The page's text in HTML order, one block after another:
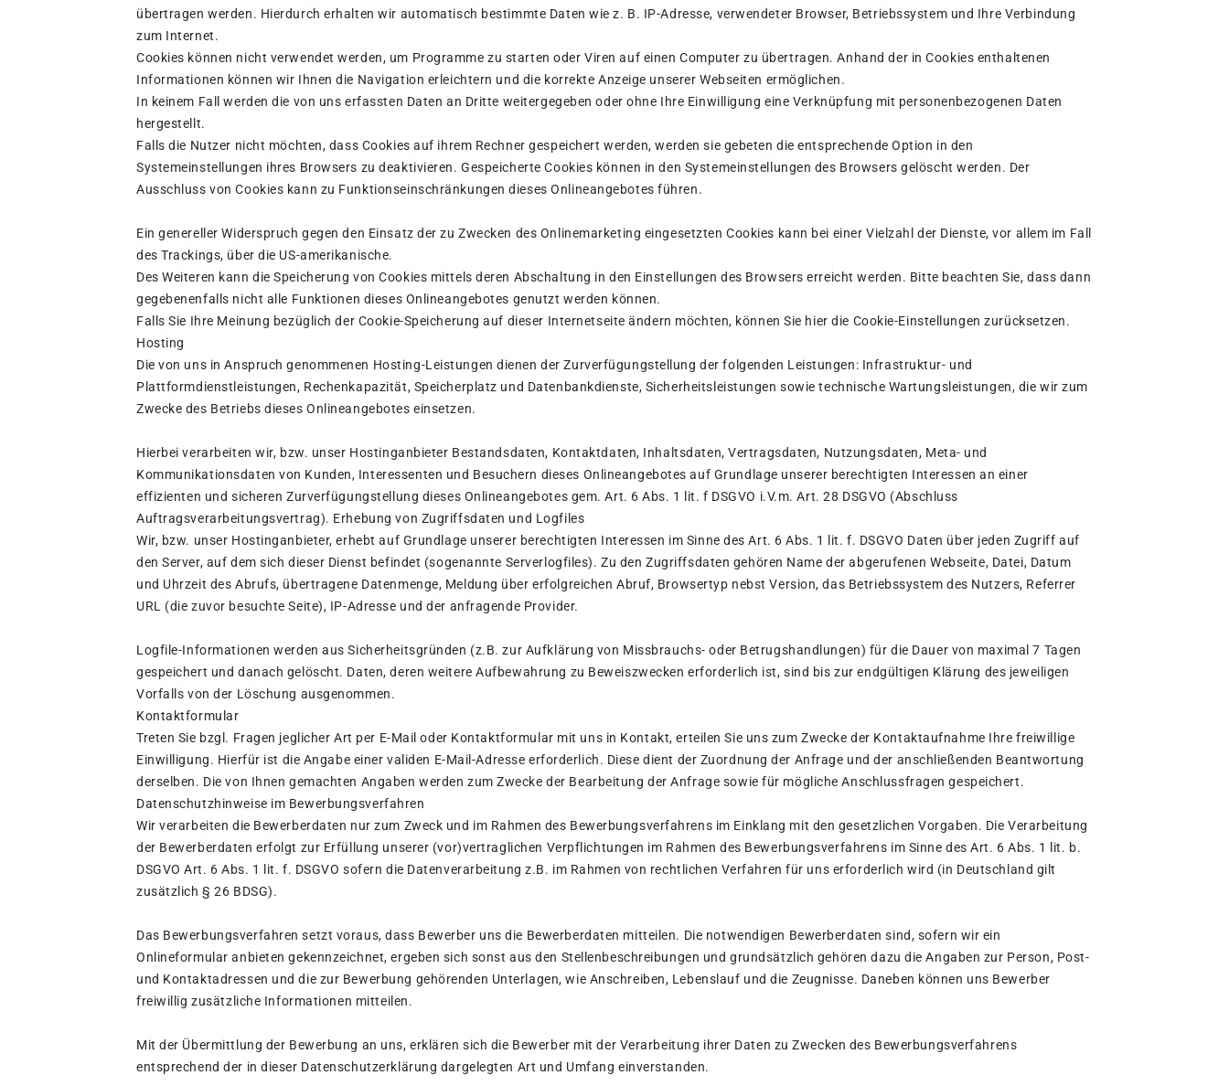
übertragen werden. Hierdurch erhalten wir automatisch bestimmte Daten wie z. B. IP-Adresse, verwendeter Browser, Betriebssystem und Ihre Verbindung
zum Internet.
Cookies können nicht verwendet werden, um Programme zu starten oder Viren auf einen Computer zu übertragen. Anhand der in Cookies enthaltenen
Informationen können wir Ihnen die Navigation erleichtern und die korrekte Anzeige unserer Webseiten ermöglichen.
In keinem Fall werden die von uns erfassten Daten an Dritte weitergegeben oder ohne Ihre Einwilligung eine Verknüpfung mit personenbezogenen Daten
hergestellt.
Falls die Nutzer nicht möchten, dass Cookies auf ihrem Rechner gespeichert werden, werden sie gebeten die entsprechende Option in den
Systemeinstellungen ihres Browsers zu deaktivieren. Gespeicherte Cookies können in den Systemeinstellungen des Browsers gelöscht werden. Der
Ausschluss von Cookies kann zu Funktionseinschränkungen dieses Onlineangebotes führen.
Ein genereller Widerspruch gegen den Einsatz der zu Zwecken des Onlinemarketing eingesetzten Cookies kann bei einer Vielzahl der Dienste, vor allem im Fall
des Trackings, über die US-amerikanische.
Des Weiteren kann die Speicherung von Cookies mittels deren Abschaltung in den Einstellungen des Browsers erreicht werden. Bitte beachten Sie, dass dann
gegebenenfalls nicht alle Funktionen dieses Onlineangebotes genutzt werden können.
Falls Sie Ihre Meinung bezüglich der Cookie-Speicherung auf dieser Internetseite ändern möchten, können Sie hier die Cookie-Einstellungen zurücksetzen.
Hosting
Die von uns in Anspruch genommenen Hosting-Leistungen dienen der Zurverfügungstellung der folgenden Leistungen: Infrastruktur- und
Plattformdienstleistungen, Rechenkapazität, Speicherplatz und Datenbankdienste, Sicherheitsleistungen sowie technische Wartungsleistungen, die wir zum
Zwecke des Betriebs dieses Onlineangebotes einsetzen.
Hierbei verarbeiten wir, bzw. unser Hostinganbieter Bestandsdaten, Kontaktdaten, Inhaltsdaten, Vertragsdaten, Nutzungsdaten, Meta- und
Kommunikationsdaten von Kunden, Interessenten und Besuchern dieses Onlineangebotes auf Grundlage unserer berechtigten Interessen an einer
effizienten und sicheren Zurverfügungstellung dieses Onlineangebotes gem. Art. 6 Abs. 1 lit. f DSGVO i.V.m. Art. 28 DSGVO (Abschluss
Auftragsverarbeitungsvertrag). Erhebung von Zugriffsdaten und Logfiles
Wir, bzw. unser Hostinganbieter, erhebt auf Grundlage unserer berechtigten Interessen im Sinne des Art. 6 Abs. 1 lit. f. DSGVO Daten über jeden Zugriff auf
den Server, auf dem sich dieser Dienst befindet (sogenannte Serverlogfiles). Zu den Zugriffsdaten gehören Name der abgerufenen Webseite, Datei, Datum
und Uhrzeit des Abrufs, übertragene Datenmenge, Meldung über erfolgreichen Abruf, Browsertyp nebst Version, das Betriebssystem des Nutzers, Referrer
URL (die zuvor besuchte Seite), IP-Adresse und der anfragende Provider.
Logfile-Informationen werden aus Sicherheitsgründen (z.B. zur Aufklärung von Missbrauchs- oder Betrugshandlungen) für die Dauer von maximal 7 Tagen
gespeichert und danach gelöscht. Daten, deren weitere Aufbewahrung zu Beweiszwecken erforderlich ist, sind bis zur endgültigen Klärung des jeweiligen
Vorfalls von der Löschung ausgenommen.
Kontaktformular
Treten Sie bzgl. Fragen jeglicher Art per E-Mail oder Kontaktformular mit uns in Kontakt, erteilen Sie uns zum Zwecke der Kontaktaufnahme Ihre freiwillige
Einwilligung. Hierfür ist die Angabe einer validen E-Mail-Adresse erforderlich. Diese dient der Zuordnung der Anfrage und der anschließenden Beantwortung
derselben. Die von Ihnen gemachten Angaben werden zum Zwecke der Bearbeitung der Anfrage sowie für mögliche Anschlussfragen gespeichert.
Datenschutzhinweise im Bewerbungsverfahren
Wir verarbeiten die Bewerberdaten nur zum Zweck und im Rahmen des Bewerbungsverfahrens im Einklang mit den gesetzlichen Vorgaben. Die Verarbeitung
der Bewerberdaten erfolgt zur Erfüllung unserer (vor)vertraglichen Verpflichtungen im Rahmen des Bewerbungsverfahrens im Sinne des Art. 6 Abs. 1 lit. b.
DSGVO Art. 6 Abs. 1 lit. f. DSGVO sofern die Datenverarbeitung z.B. im Rahmen von rechtlichen Verfahren für uns erforderlich wird (in Deutschland gilt
zusätzlich § 26 BDSG).
Das Bewerbungsverfahren setzt voraus, dass Bewerber uns die Bewerberdaten mitteilen. Die notwendigen Bewerberdaten sind, sofern wir ein
Onlineformular anbieten gekennzeichnet, ergeben sich sonst aus den Stellenbeschreibungen und grundsätzlich gehören dazu die Angaben zur Person, Post-
und Kontaktadressen und die zur Bewerbung gehörenden Unterlagen, wie Anschreiben, Lebenslauf und die Zeugnisse. Daneben können uns Bewerber
freiwillig zusätzliche Informationen mitteilen.
Mit der Übermittlung der Bewerbung an uns, erklären sich die Bewerber mit der Verarbeitung ihrer Daten zu Zwecken des Bewerbungsverfahrens
entsprechend der in dieser Datenschutzerklärung dargelegten Art und Umfang einverstanden.